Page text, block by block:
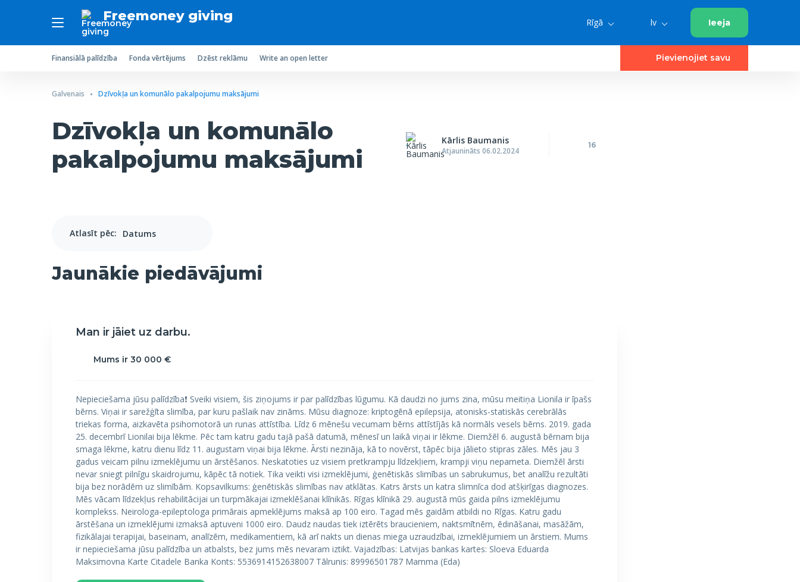
Freemoney giving Rīgā lv Ieeja
Finansiālā palīdzība Fonda vērtējums Dzēst reklāmu Write an open letter Pievienojiet savu
Galvenais Dzīvokļa un komunālo pakalpojumu maksājumi
Dzīvokļa un komunālo
pakalpojumu maksājumi
Kārlis Baumanis
Atjaunināts 06.02.2024
16
Atlasīt pēc:
Jaunākie piedāvājumi
Man ir jāiet uz darbu.
Mums ir 30 000 €
Nepieciešama jūsu palīdzība❗️ Sveiki visiem, šis ziņojums ir par palīdzības lūgumu. Kā daudzi no jums zina, mūsu meitiņa Lionila ir īpašs
bērns. Viņai ir sarežģīta slimība, par kuru pašlaik nav zināms. Mūsu diagnoze: kriptogēnā epilepsija, atonisks-statiskās cerebrālās
triekas forma, aizkavēta psihomotorā un runas attīstība. Līdz 6 mēnešu vecumam bērns attīstījās kā normāls vesels bērns. 2019. gada
25. decembrī Lionilai bija lēkme. Pēc tam katru gadu tajā pašā datumā, mēnesī un laikā viņai ir lēkme. Diemžēl 6. augustā bērnam bija
smaga lēkme, katru dienu līdz 11. augustam viņai bija lēkme. Ārsti nezināja, kā to novērst, tāpēc bija jālieto stipras zāles. Mēs jau 3
gadus veicam pilnu izmeklējumu un ārstēšanos. Neskatoties uz visiem pretkrampju līdzekļiem, krampji viņu nepameta. Diemžēl ārsti
nevar sniegt pilnīgu skaidrojumu, kāpēc tā notiek. Tika veikti visi izmeklējumi, ģenētiskās slimības un sabrukumus, bet analīžu rezultāti
bija bez norādēm uz slimībām. Kopsavilkums: ģenētiskās slimības nav atklātas. Katrs ārsts un katra slimnīca dod atšķirīgas diagnozes.
Mēs vācam līdzekļus rehabilitācijai un turpmākajai izmeklēšanai klīnikās. Rīgas klīnikā 29. augustā mūs gaida pilns izmeklējumu
komplekss. Neirologa-epileptologa primārais apmeklējums maksā ap 100 eiro. Tagad mēs gaidām atbildi no Rīgas. Katru gadu
ārstēšana un izmeklējumi izmaksā aptuveni 1000 eiro. Daudz naudas tiek iztērēts braucieniem, naktsmītnēm, ēdināšanai, masāžām,
fizikālajai terapijai, baseinam, analīzēm, medikamentiem, kā arī nakts un dienas miega uzraudzībai, izmeklējumiem un ārstiem. Mums
ir nepieciešama jūsu palīdzība un atbalsts, bez jums mēs nevaram iztikt. Vajadzības: Latvijas bankas kartes: Sloeva Eduarda
Maksimovna Karte Citadele Banka Konts: 5536914152638007 Tālrunis: 89996501787 Mamma (Eda)